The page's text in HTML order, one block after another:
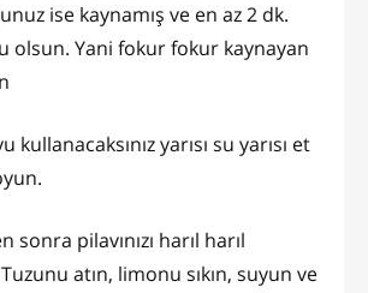
ise kaynamış ve en az 2 dk.
olsun. Yani fokur fokur kaynayan
kullanacaksınız yarısı su yarısı et
sonra pilavınızı harıl harıl
Tuzunu atın, limonu sıkın, suyun ve